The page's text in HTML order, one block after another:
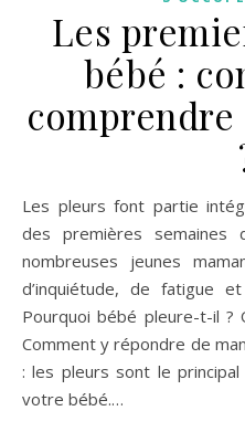
Les
bébé :
Les pleurs font partie intégrante des premiers jours et
des premières semaines
nombreuses jeunes
d’inquiétude, de fatigue
Pourquoi bébé pleure-t-il ?
Comment y répondre de
: les pleurs sont le
votre bébé.…